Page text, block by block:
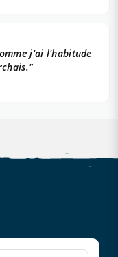
j'ai l'habitude